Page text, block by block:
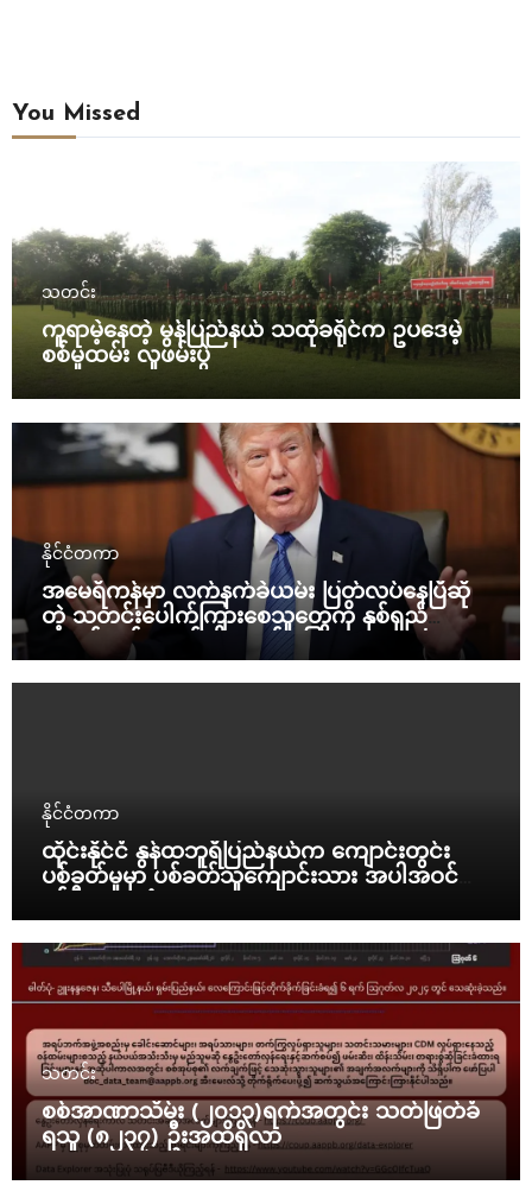
You Missed
သတင်း
ကူရာမဲ့နေတဲ့ မွန်ပြည်နယ် သထုံခရိုင်က ဥပဒေမဲ့
စစ်မှုထမ်း လူဖမ်းပွဲ
နိုင်ငံတကာ
အမေရိကန်မှာ လက်နက်ခဲယမ်း ပြတ်လပ်နေပြီဆို
တဲ့ သတင်းပေါက်ကြားစေသူတွေကို နှစ်ရှည်
ထောင်ဒဏ်ချမယ်လို့ ထရန့် ပြော
နိုင်ငံတကာ
ထိုင်းနိုင်ငံ နွန်ထဘူရီပြည်နယ်က ကျောင်းတွင်း
ပစ်ခတ်မှုမှာ ပစ်ခတ်သူကျောင်းသား အပါအဝင်
သတင်း
စစ်အာဏာသိမ်း (၂၀၁၃)ရက်အတွင်း သတ်ဖြတ်ခံ
ရသူ (၈၂၃၇) ဦးအထိရှိလာ